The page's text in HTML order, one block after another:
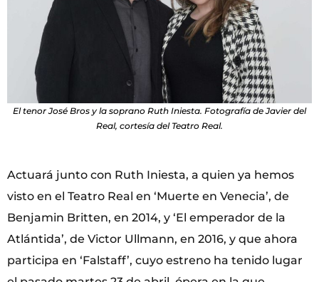
El tenor José Bros y la soprano Ruth Iniesta. Fotografía de Javier del
Real, cortesía del Teatro Real.
Actuará junto con Ruth Iniesta, a quien ya hemos
visto en el Teatro Real en ‘Muerte en Venecia’, de
Benjamin Britten, en 2014, y ‘El emperador de la
Atlántida’, de Victor Ullmann, en 2016, y que ahora
participa en ‘Falstaff’, cuyo estreno ha tenido lugar